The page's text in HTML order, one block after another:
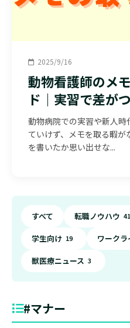
2025/9/16
動物看護師のメ
ド｜実習で差が
動物病院での実習や新人
ていけず、メモを取る暇
を書いたか思い出せな...
すべて 転職ノウハウ 41
学生向け 19 ワーク
獣医療ニュース 3
#マナー